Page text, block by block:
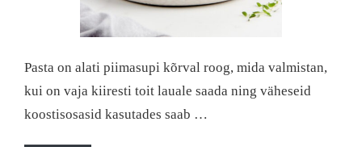
Pasta on alati piimasupi kõrval roog, mida valmistan,
kui on vaja kiiresti toit lauale saada ning väheseid
koostisosasid kasutades saab …